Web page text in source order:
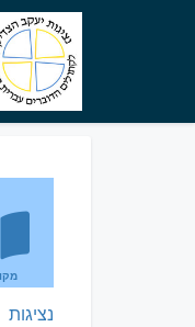
נציגות